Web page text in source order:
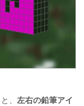
、 左右の鉛筆アイ